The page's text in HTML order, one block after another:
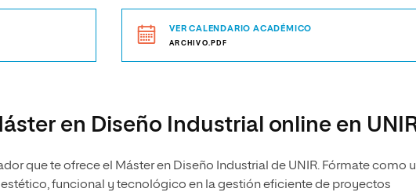
VER CALENDARIO ACADÉMICO
ARCHIVO.PDF
en Diseño Industrial online en
que te ofrece el Máster en Diseño Industrial de UNIR. Fórmate como
funcional y tecnológico en la gestión eficiente de proyectos